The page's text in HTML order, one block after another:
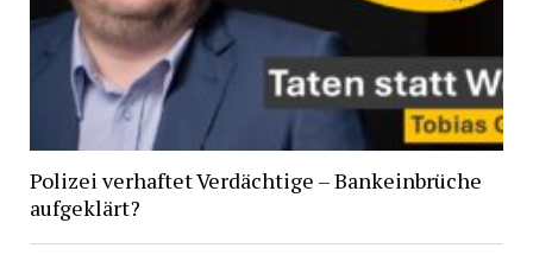
Polizei verhaftet Verdächtige – Bankeinbrüche
aufgeklärt?